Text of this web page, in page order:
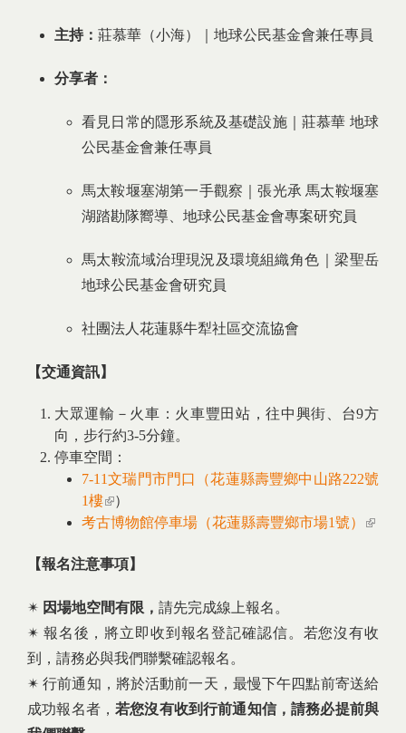
主持： 莊慕華（小海）｜地球公民基金會兼任專員
分享者：
看見日常的隱形系統及基礎設施｜莊慕華 地球
公民基金會兼任專員
馬太鞍堰塞湖第一手觀察｜張光承 馬太鞍堰塞
湖踏勘隊嚮導、地球公民基金會專案研究員
馬太鞍流域治理現況及環境組織角色｜梁聖岳
地球公民基金會研究員
社團法人花蓮縣牛犁社區交流協會
【交通資訊】
大眾運輸－火車：火車豐田站，往中興街、台9方
向，步行約3-5分鐘。
停車空間：
7-11文瑞門市門口（花蓮縣壽豐鄉中山路222號
1樓(link is external)
）
考古博物館停車場（花蓮縣壽豐鄉市場1號）
(link
【報名注意事項】
✴︎ 因場地空間有限， 請先完成線上報名。
✴︎ 報名後，將立即收到報名登記確認信。若您沒有收
到，請務必與我們聯繫確認報名。
✴︎ 行前通知，將於活動前一天，最慢下午四點前寄送給
成功報名者，若您沒有收到行前通知信，請務必提前與